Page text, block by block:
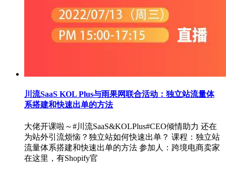
川流SaaS KOL Plus与雨果网联合活动：独立站流量体
系搭建和快速出单的方法
大佬开课啦～#川流SaaS&KOLPlus#CEO倾情助力 还在
为站外引流烦恼？独立站如何快速出单？ 课程：独立站
流量体系搭建和快速出单的方法 参加人：跨境电商卖家
在这里，有Shopify官